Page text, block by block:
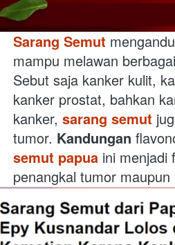
Sarang Semut
mampu melawan
Sebut saja kanker kulit,
kanker prostat, bahkan
kanker, sarang semut
tumor. Kandungan
semut papua ini menjadi
penangkal tumor maupun